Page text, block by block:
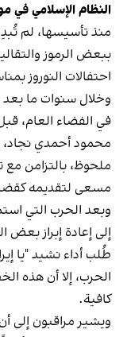
النظام الإسلامي في
منذ تأسيسها، لم تُبدِ
ببعض الرموز
احتفالات النوروز
وخلال سنوات ما بعد
في الفضاء العام،
محمود أحمدي‌
ملحوظ، بالتزامن مع
مسعى لتقديمه
إلى إعادة إبراز بعض
طُلب أداء نشيد "يا
الحرب، إلا أن هذه
كافية.
ويشير مراقبون إلى